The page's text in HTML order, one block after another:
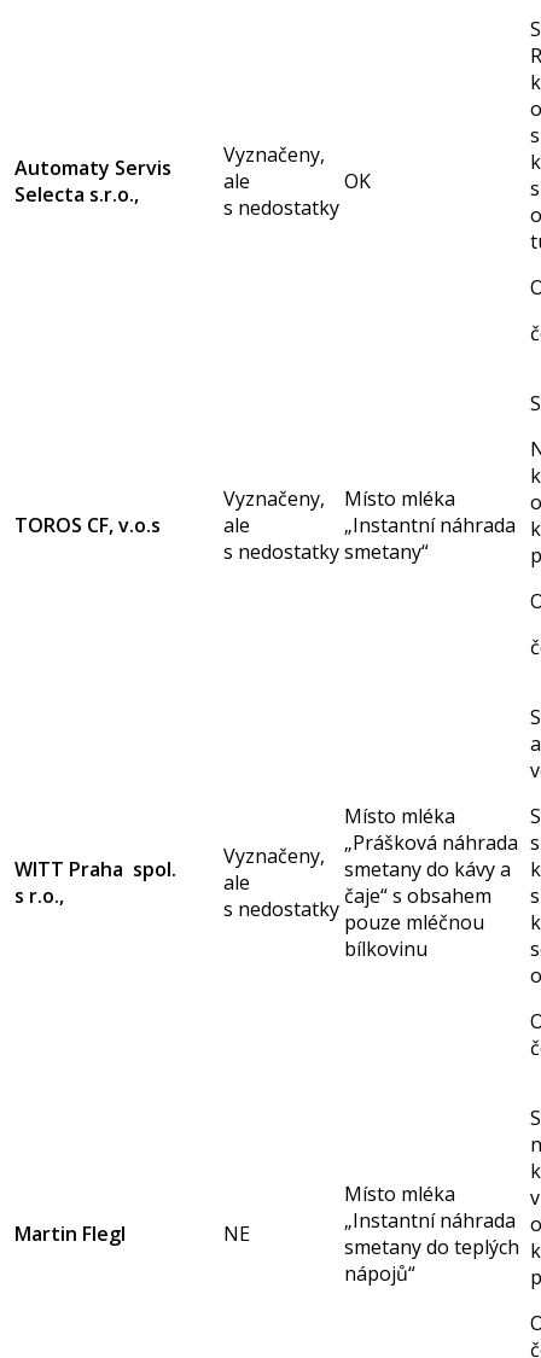
Automaty Servis
Selecta s.r.o.,
Vyznačeny,
ale
s nedostatky
OK
TOROS CF, v.o.s
Vyznačeny,
ale
s nedostatky
Místo mléka
„Instantní náhrada
smetany“
WITT Praha spol.
s r.o.,
Vyznačeny,
ale
s nedostatky
Místo mléka
„Prášková náhrada
smetany do kávy a
čaje“ s obsahem
pouze mléčnou
bílkovinu
Martin Flegl NE
Místo mléka
„Instantní náhrada
smetany do teplých
nápojů“